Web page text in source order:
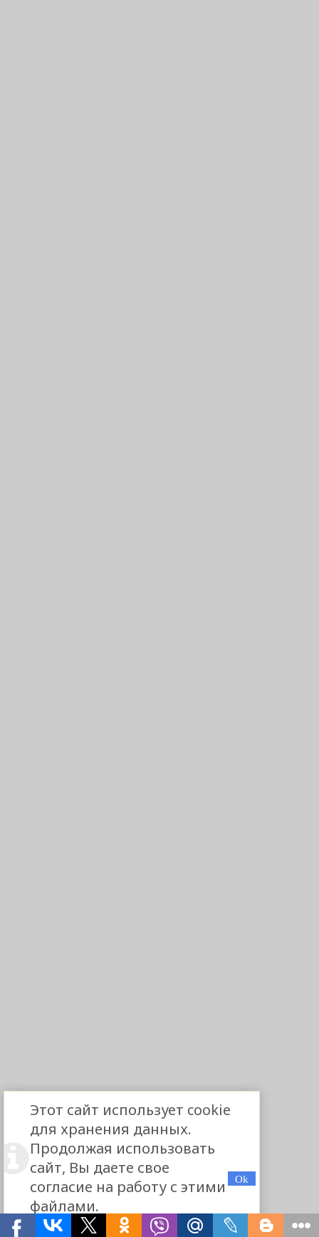
Этот сайт использует cookie
для хранения данных.
Продолжая использовать
сайт, Вы даете свое
согласие на работу с этими
файлами.